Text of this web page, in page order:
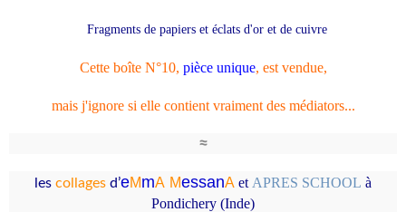
Fragments de papiers et éclats d'or et de cuivre
Cette boîte N°10, pièce unique, est vendue,
mais j'ignore si elle contient vraiment des médiators...
≈
les collages d’eMmA MessanA et APRES SCHOOL à
Pondichery (Inde)